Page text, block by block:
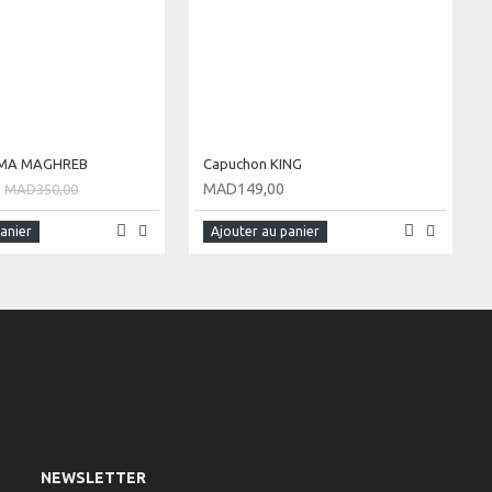
MAGHREB
MAD350,00
Capuchon KING
MAD149,00
Ajouter au panier
NEWSLETTER